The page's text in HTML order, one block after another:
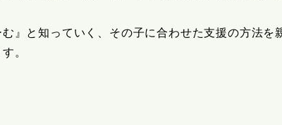
』と知っていく、その子に合わせた支援の方法
。